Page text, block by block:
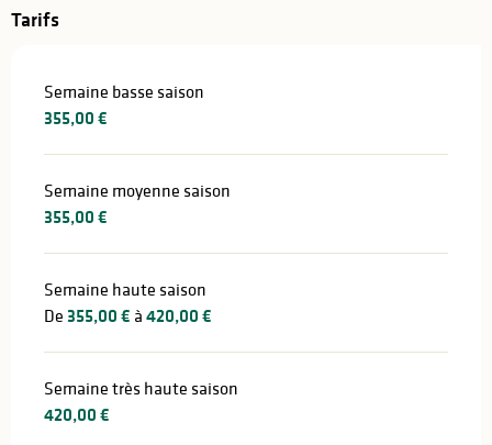
Tarifs
Semaine basse saison
355,00 €
Semaine moyenne saison
355,00 €
Semaine haute saison
De 355,00 € à 420,00 €
Semaine très haute saison
420,00 €